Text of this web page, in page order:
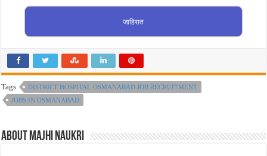
जाहिरात
Tags
DISTRICT HOSPITAL OSMANABAD JOB RECRUITMENT
JOBS IN OSMANABAD
About Majhi Naukri